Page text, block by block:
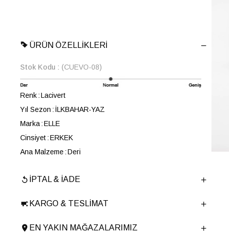
ÜRÜN ÖZELLIKLERI
Stok Kodu (CUEVO-08)
Renk Lacivert
Yıl Sezon
İLKBAHAR-YAZ
Marka ELLE
Cinsiyet ERKEK
Ana Malzeme Deri
Topuk Boyu
2 cm
Ürün Cinsi
Loafer
Taban Yüksekliği
2 cm
İPTAL & İADE
KARGO & TESLIMAT
EN YAKIN MAĞAZALARIMIZ